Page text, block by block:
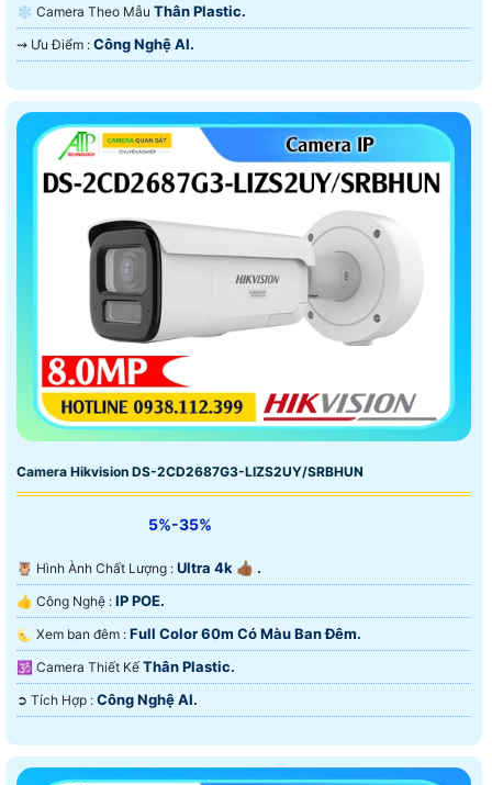
❄ Camera Theo Mẫu Thân Plastic.
️⇝ Ưu Điểm : Công Nghệ AI.
Camera Hikvision DS-2CD2687G3-LIZS2UY/SRBHUN
5%-35%
🦉 Hình Ành Chất Lượng : Ultra 4k 👍🏾 .
👍 Công Nghệ : IP POE.
🌜 Xem ban đêm : Full Color 60m Có Màu Ban Ðêm.
🕉️ Camera Thiết Kế Thân Plastic.
️➲ Tích Hợp : Công Nghệ AI.